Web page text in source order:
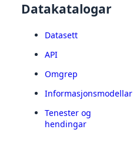
Datakatalogar
Datasett
API
Omgrep
Informasjonsmodellar
Tenester og
hendingar